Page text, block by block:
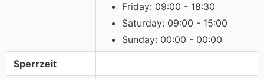
Friday: 09:00 - 18:30
Saturday: 09:00 - 15:00
Sunday: 00:00 - 00:00
Sperrzeit